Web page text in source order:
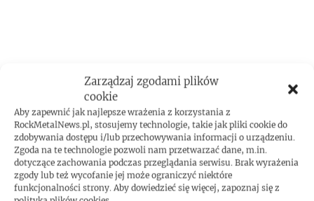
Zarządzaj zgodami plików
cookie
Aby zapewnić jak najlepsze wrażenia z korzystania z
RockMetalNews.pl, stosujemy technologie, takie jak pliki cookie do
zdobywania dostępu i/lub przechowywania informacji o urządzeniu.
Zgoda na te technologie pozwoli nam przetwarzać dane, m.in.
dotyczące zachowania podczas przeglądania serwisu. Brak wyrażenia
zgody lub też wycofanie jej może ograniczyć niektóre
funkcjonalności strony. Aby dowiedzieć się więcej, zapoznaj się z
ROCKMETAL F***T